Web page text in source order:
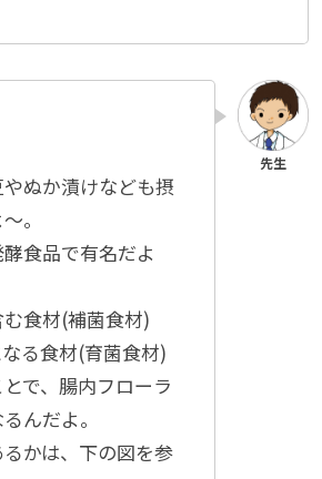
ぬか漬けなども摂
。
食品で有名だよ
食材(補菌食材)
る食材(育菌食材)
で、腸内フローラ
んだよ。
かは、下の図を参